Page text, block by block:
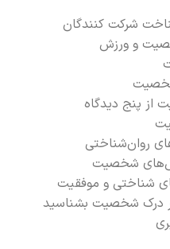
شرکت کنندگان
و ورزش
از پنج دیدگاه
روان‌شناختی
شخصیت
شناختی و موفقیت
درک شخصیت بشناسید